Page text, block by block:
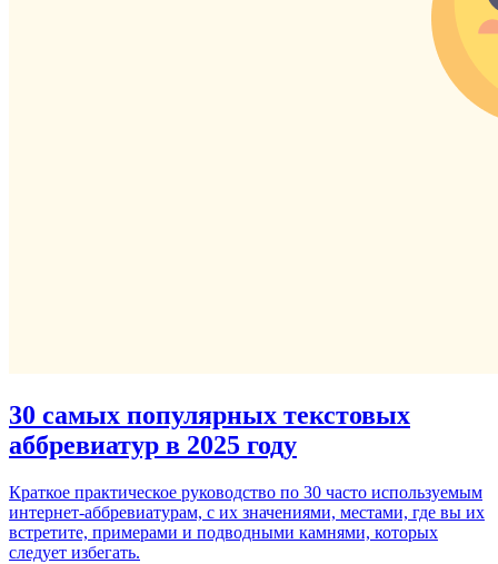
30 самых популярных текстовых
аббревиатур в 2025 году
Краткое практическое руководство по 30 часто используемым
интернет-аббревиатурам, с их значениями, местами, где вы их
встретите, примерами и подводными камнями, которых
следует избегать.